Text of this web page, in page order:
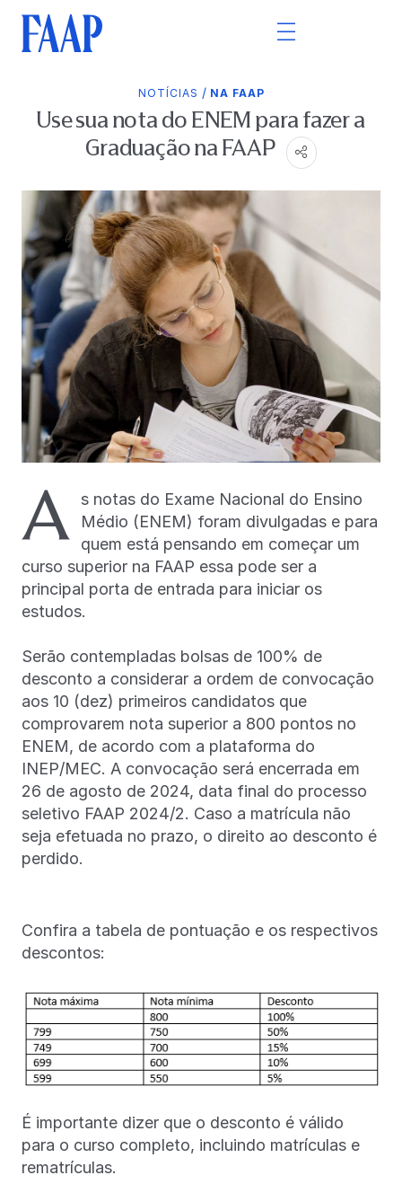
NOTÍCIAS / NA FAAP
Use sua nota do ENEM para fazer a
Graduação na FAAP
A
s notas do Exame Nacional do Ensino
Médio (ENEM) foram divulgadas e para
quem está pensando em começar um
curso superior na FAAP essa pode ser a
principal porta de entrada para iniciar os
estudos.
Serão contempladas bolsas de 100% de
desconto a considerar a ordem de convocação
aos 10 (dez) primeiros candidatos que
comprovarem nota superior a 800 pontos no
ENEM, de acordo com a plataforma do
INEP/MEC. A convocação será encerrada em
26 de agosto de 2024, data final do processo
seletivo FAAP 2024/2. Caso a matrícula não
seja efetuada no prazo, o direito ao desconto é
perdido.
Confira a tabela de pontuação e os respectivos
descontos:
É importante dizer que o desconto é válido
para o curso completo, incluindo matrículas e
rematrículas.